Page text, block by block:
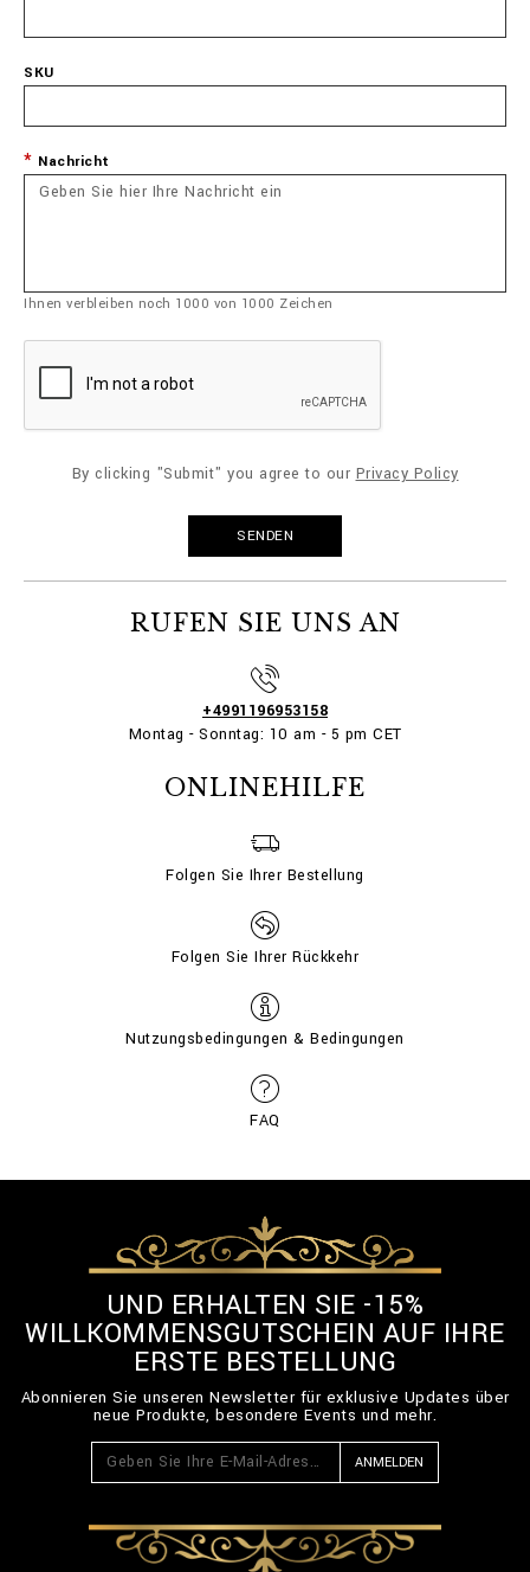
RUFEN SIE UNS AN
+4991196953158
Montag - Sonntag: 10 am - 5 pm CET
ONLINEHILFE
Folgen Sie Ihrer Bestellung
Folgen Sie Ihrer Rückkehr
Nutzungsbedingungen & Bedingungen
FAQ
SKU
Nachricht
Ihnen verbleiben noch 1000 von 1000 Zeichen
By clicking "Submit" you agree to our Privacy Policy
UND ERHALTEN SIE -15%
WILLKOMMENSGUTSCHEIN AUF IHRE
ERSTE BESTELLUNG
Abonnieren Sie unseren Newsletter für exklusive Updates über
neue Produkte, besondere Events und mehr.
ANMELDEN